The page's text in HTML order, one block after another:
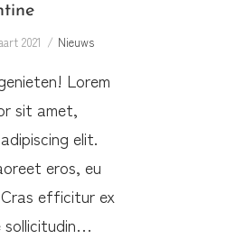
2021 Nieuws
Lorem
sit amet,
elit.
eros, eu
efficitur ex
sollicitudin…